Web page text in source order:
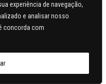
experiência de navegação,
e analisar nosso
concorda com